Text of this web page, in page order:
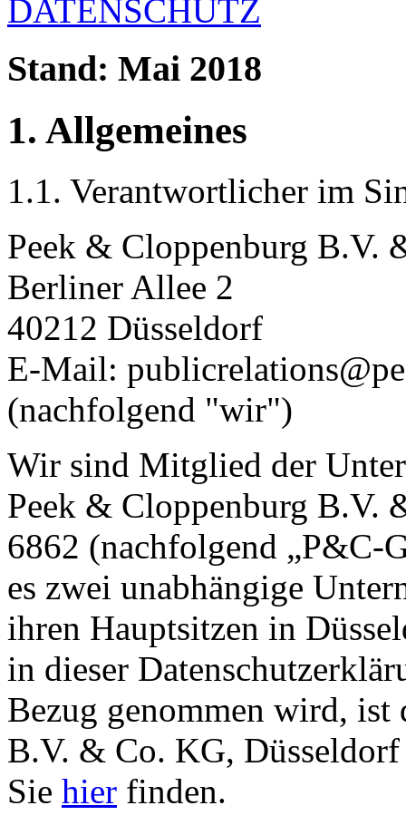
DATENSCHUTZ
Stand: Mai 2018
1. Allgemeines
1.1. Verantwortlicher im
Peek & Cloppenburg B.V.
Berliner Allee 2
40212 Düsseldorf
E-Mail:
(nachfolgend "wir")
Wir sind Mitglied der
Peek & Cloppenburg B.V.
6862 (nachfolgend „P&C-
es zwei unabhängige
ihren Hauptsitzen in
in dieser
Bezug genommen wird,
B.V. & Co. KG, Düsseldorf
Sie hier finden.